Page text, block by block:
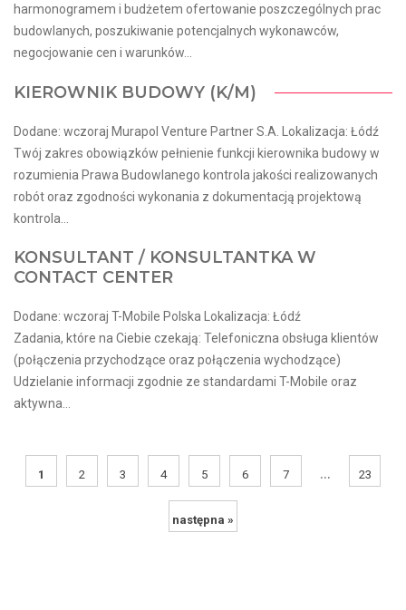
harmonogramem i budżetem ofertowanie poszczególnych prac
budowlanych, poszukiwanie potencjalnych wykonawców,
negocjowanie cen i warunków...
KIEROWNIK BUDOWY (K/M)
Dodane: wczoraj Murapol Venture Partner S.A. Lokalizacja: Łódź
Twój zakres obowiązków pełnienie funkcji kierownika budowy w
rozumienia Prawa Budowlanego kontrola jakości realizowanych
robót oraz zgodności wykonania z dokumentacją projektową
kontrola...
KONSULTANT / KONSULTANTKA W
CONTACT CENTER
Dodane: wczoraj T-Mobile Polska Lokalizacja: Łódź
Zadania, które na Ciebie czekają: Telefoniczna obsługa klientów
(połączenia przychodzące oraz połączenia wychodzące)
Udzielanie informacji zgodnie ze standardami T-Mobile oraz
aktywna...
1 2 3 4 5 6 7 ... 23
następna »